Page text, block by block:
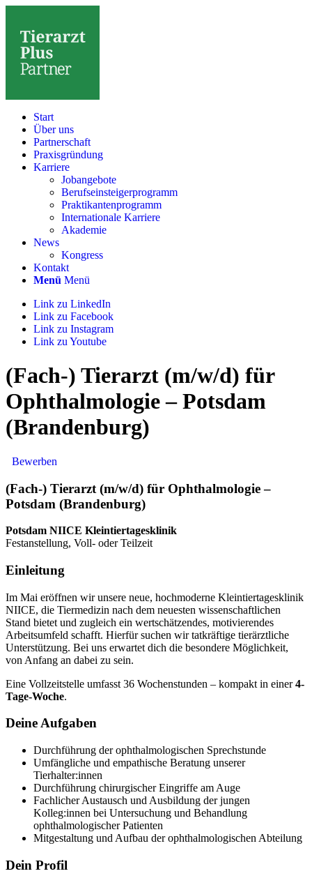
Start
Über uns
Partnerschaft
Praxisgründung
Karriere
Jobangebote
Berufseinsteigerprogramm
Praktikantenprogramm
Internationale Karriere
Akademie
News
Kongress
Kontakt
Menü Menü
Link zu LinkedIn
Link zu Facebook
Link zu Instagram
Link zu Youtube
(Fach-) Tierarzt (m/w/d) für
Ophthalmologie – Potsdam
(Brandenburg)
Bewerben
(Fach-) Tierarzt (m/w/d) für Ophthalmologie –
Potsdam (Brandenburg)
Potsdam NIICE Kleintiertagesklinik
Festanstellung, Voll- oder Teilzeit
Einleitung
Im Mai eröffnen wir unsere neue, hochmoderne Kleintiertagesklinik
NIICE, die Tiermedizin nach dem neuesten wissenschaftlichen
Stand bietet und zugleich ein wertschätzendes, motivierendes
Arbeitsumfeld schafft. Hierfür suchen wir tatkräftige tierärztliche
Unterstützung. Bei uns erwartet dich die besondere Möglichkeit,
von Anfang an dabei zu sein.
Eine Vollzeitstelle umfasst 36 Wochenstunden – kompakt in einer4-
Tage-Woche.
Deine Aufgaben
Durchführung der ophthalmologischen Sprechstunde
Umfängliche und empathische Beratung unserer
Tierhalter:innen
Durchführung chirurgischer Eingriffe am Auge
Fachlicher Austausch und Ausbildung der jungen
Kolleg:innen bei Untersuchung und Behandlung
ophthalmologischer Patienten
Mitgestaltung und Aufbau der ophthalmologischen Abteilung
Dein Profil